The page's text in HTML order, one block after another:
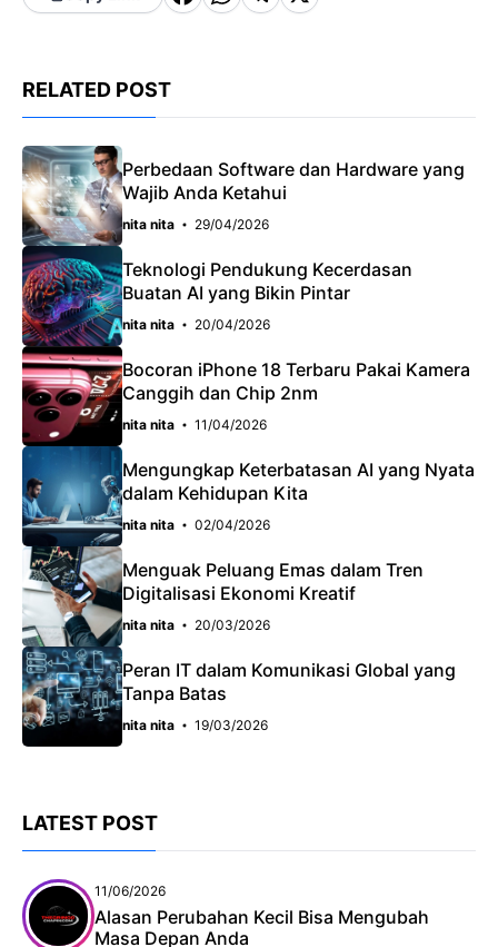
o
o
A
p
p
a
m
RELATED POST
Perbedaan Software dan Hardware yang
Wajib Anda Ketahui
nita nita 29/04/2026
Teknologi Pendukung Kecerdasan
Buatan AI yang Bikin Pintar
nita nita 20/04/2026
Bocoran iPhone 18 Terbaru Pakai Kamera
Canggih dan Chip 2nm
nita nita 11/04/2026
Mengungkap Keterbatasan AI yang Nyata
dalam Kehidupan Kita
nita nita 02/04/2026
Menguak Peluang Emas dalam Tren
Digitalisasi Ekonomi Kreatif
nita nita 20/03/2026
Peran IT dalam Komunikasi Global yang
Tanpa Batas
nita nita 19/03/2026
LATEST POST
11/06/2026
Alasan Perubahan Kecil Bisa Mengubah
Masa Depan Anda